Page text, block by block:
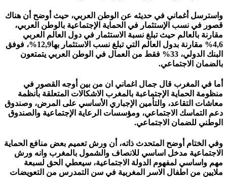
واسترسل أغماني في حديثه عن الوطن العربي، حيث أوضح أن هناك
قصور في نسب الإستثمار في الحماية الإجتماعية بالوطن العربي،
مقارنة بالعالم حيث تبلغ نسبة الاستثمار في دول العالم العربي
4,6% مقارنة بدول العالم التي تبلغ نسب الاستثمار بها12,9%، فوفق
البنك الدولي، 33% فقط من العمال في الوطن العربي يتمتعون
بالضمان الاجتماعي.
أما في المغرب قال جمال اغماني ان من بين أوجه القصور في
منظومة الحماية الإجتماعبة بالمغرب الاشكالات المتعلقة بأنظمة
معاشات التقاعد، والتأمين الإجباري الأساسي على المرض، وصندوق
دعم التماسك الاجتماعي، ومؤسسات الرعاية الإجتماعية والصندوق
الوطني للضمان الاجتماعي.
وفي الختام أوضح المتحدث ذاته، أن ورش تعميم بعض منافع الحماية
الاجتماعية مدخل اساسي للانصاف والشمول بالمغرب وانه ورش
مهم واساسي لمفهوم الدولة الاجتماعية، سيعطي الحق لسبعة
ملايين من اطفال الاسر المغربية في سن التمدرس من التعويضات